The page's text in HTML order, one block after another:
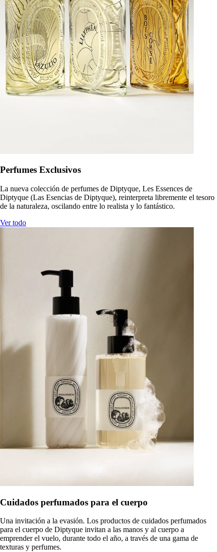
Perfumes Exclusivos
La nueva colección de perfumes de Diptyque, Les Essences de
Diptyque (Las Esencias de Diptyque), reinterpreta libremente el tesoro
de la naturaleza, oscilando entre lo realista y lo fantástico.
Ver todo
Cuidados perfumados para el cuerpo
Una invitación a la evasión. Los productos de cuidados perfumados
para el cuerpo de Diptyque invitan a las manos y al cuerpo a
emprender el vuelo, durante todo el año, a través de una gama de
texturas y perfumes.